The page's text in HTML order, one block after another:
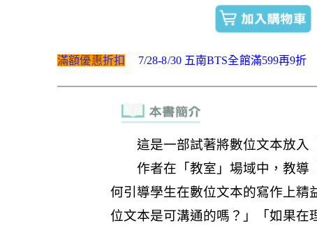
滿額優惠折扣 7/28-8/30 五南BTS全館滿599再9折